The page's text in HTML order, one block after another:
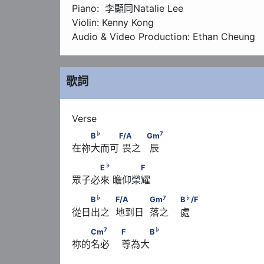
Piano:  李顯同Natalie Lee
Violin: Kenny Kong
Audio & Video Production: Ethan Cheung
歌詞
B ♭ F/A      　　            Gm
B ♭ F/A Gm7
在祢大而可 畏之   辰
E ♭ F
E ♭ F
眾子必來 瞻仰榮耀
B ♭ F/A　　　            Gm
B ♭ F/A Gm7 B ♭/F
從日出之  地到日  落之    處
Cm7 F　　　B
Cm7 F B ♭
祢的名必    尊為大